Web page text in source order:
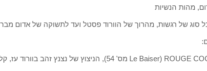
מהות הנשיות
סוג של רגשות, מהרוך של הוורוד פסטל ועד לתשוקה של אדום